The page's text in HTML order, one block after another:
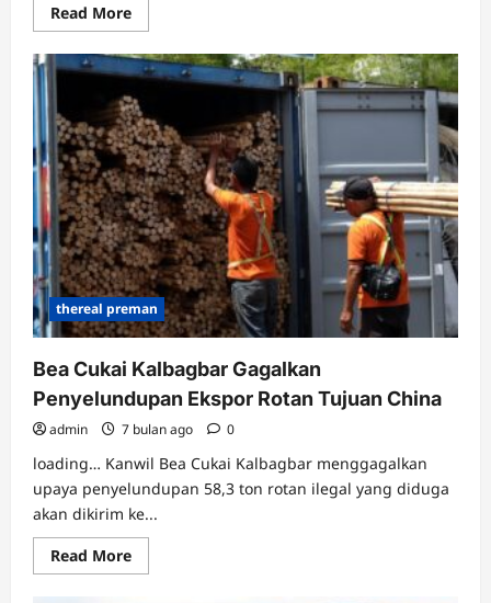
Read MoreRead
more
Nonton
Final
vs
Jepang
di
VISION+,
Penentuan
Juara
Piala
Asia
U-
23
2026!
thereal preman
Bea Cukai Kalbagbar Gagalkan
Penyelundupan Ekspor Rotan Tujuan China
admin 7 bulan ago 0
loading… Kanwil Bea Cukai Kalbagbar menggagalkan
upaya penyelundupan 58,3 ton rotan ilegal yang diduga
akan dikirim ke...
Read MoreRead
more